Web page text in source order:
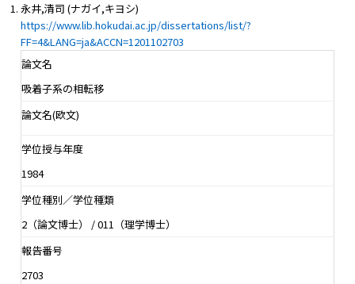
永井,清司 (ナガイ,キヨシ)
https://www.lib.hokudai.ac.jp/dissertations/list/?
FF=4&LANG=ja&ACCN=1201102703
論文名
吸着子系の相転移
論文名(欧文)
学位授与年度
1984
学位種別／学位種類
2（論文博士） / 011（理学博士）
報告番号
2703